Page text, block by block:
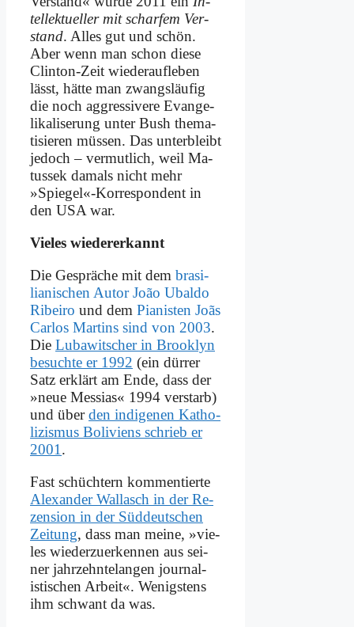
tel­lek­tu­el­ler mit schar­fem Ver­
stand. Al­les gut und schön.
Aber wenn man schon die­se
Clin­ton-Zeit wie­der­auf­le­ben
lässt, hät­te man zwangs­läu­fig
die noch ag­gres­si­ve­re Evan­ge­
li­ka­li­se­rung un­ter Bush the­ma­
ti­sie­ren müs­sen. Das un­ter­bleibt
je­doch – ver­mut­lich, weil Ma­
tus­sek da­mals nicht mehr
»Spiegel«-Korrespondent in
den USA war.
Vie­les wie­der­erkannt
Die Ge­sprä­che mit dem bra­si­
lia­ni­schen Au­tor João Ubal­do
Ri­bei­ro und dem Pia­ni­sten Joãs
Car­los Mar­tins sind von 2003.
Die Lubawit­scher in Brook­lyn
be­such­te er 1992 (ein dür­rer
Satz er­klärt am En­de, dass der
»neue Mes­si­as« 1994 ver­starb)
und überden in­di­ge­nen Ka­tho­
li­zis­mus Bo­li­vi­ens schrieb er
2001 .
Fast schüch­tern kom­men­tier­te
Alex­an­der Wal­l­asch in der Re­
zen­si­on in der Süd­deut­schen
Zei­tung, dass man mei­ne, »vie­
les wie­der­zu­er­ken­nen aus sei­
ner jahr­zehn­te­lan­gen journal­
istischen Ar­beit«. We­nig­stens
ihm schwant da was.